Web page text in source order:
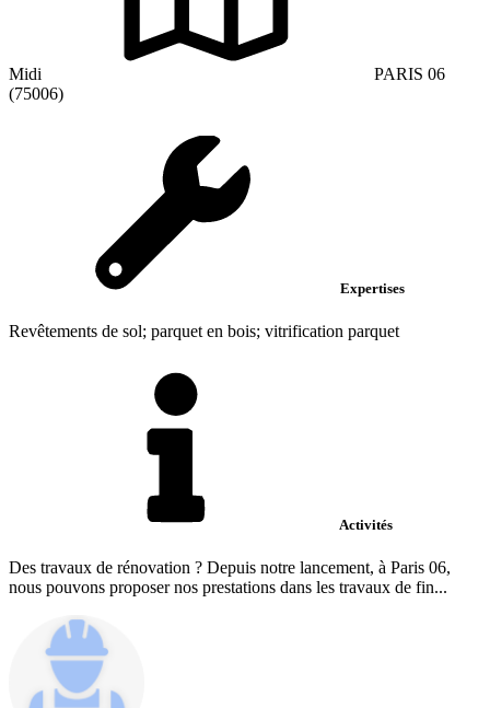
Midi
PARIS 06
(75006)
Expertises
Revêtements de sol; parquet en bois; vitrification parquet
Activités
Des travaux de rénovation ? Depuis notre lancement, à Paris 06,
nous pouvons proposer nos prestations dans les travaux de fin...